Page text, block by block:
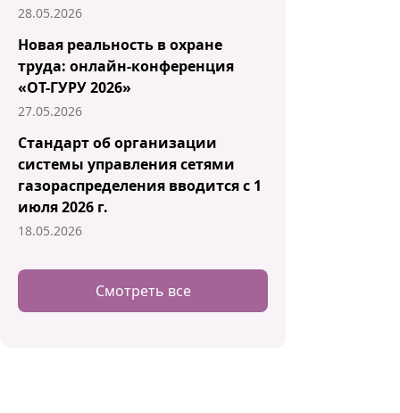
28.05.2026
Новая реальность в охране
труда: онлайн-конференция
«ОТ-ГУРУ 2026»
27.05.2026
Стандарт об организации
системы управления сетями
газораспределения вводится с 1
июля 2026 г.
18.05.2026
Смотреть все